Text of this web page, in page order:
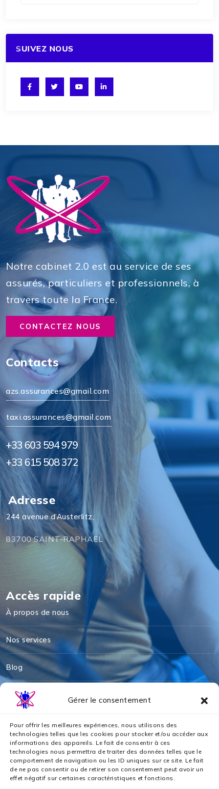
Gérer le consentement
Pour offrir les meilleures expériences, nous utilisons des
technologies telles que les cookies pour stocker et/ou accéder aux
informations des appareils. Le fait de consentir à ces
technologies nous permettra de traiter des données telles que le
comportement de navigation ou les ID uniques sur ce site. Le fait
de ne pas consentir ou de retirer son consentement peut avoir un
effet négatif sur certaines caractéristiques et fonctions.
SUIVEZ NOUS
Notre cabinet 2.0 est au service de ses
assurés, particuliers et professionnels, à
travers toute la France.
CONTACTEZ NOUS
Contacts
azs.assurances@gmail.com
taxi.assurances@gmail.com
+33 603 594 979
+33 615 508 372
Adresse
244 avenue d’Austerlitz,
83700 SAINT-RAPHAEL
Accès rapide
À propos de nous
Nos services
Blog
Mentions légales
Politique de cookies
Politique de confidentialité
Nos partenaires